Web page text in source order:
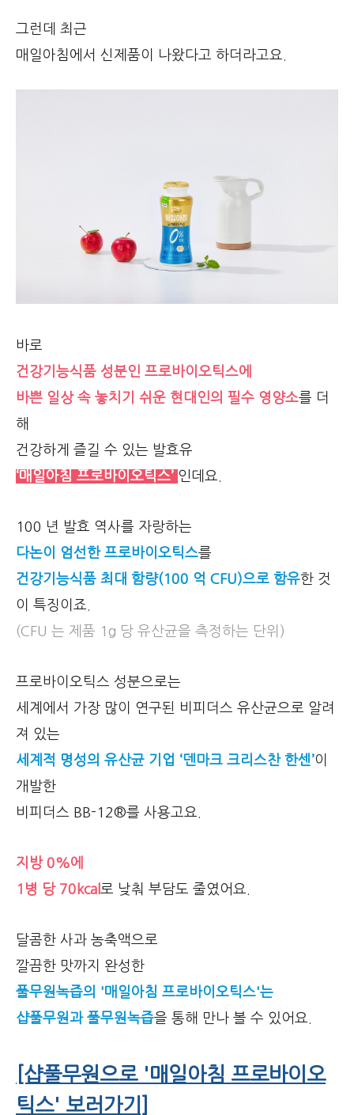
그런데 최근
매일아침에서 신제품이 나왔다고 하더라고요.
바로
건강기능식품 성분인 프로바이오틱스에
바쁜 일상 속 놓치기 쉬운 현대인의 필수 영양소를 더
해
건강하게 즐길 수 있는 발효유
‘매일아침 프로바이오틱스’ 인데요.
100 년 발효 역사를 자랑하는
다논이 엄선한 프로바이오틱스를
건강기능식품 최대 함량(100 억 CFU)으로 함유한 것
이 특징이죠.
(CFU 는 제품 1g 당 유산균을 측정하는 단위)
프로바이오틱스 성분으로는
세계에서 가장 많이 연구된 비피더스 유산균으로 알려
져 있는
세계적 명성의 유산균 기업 ‘덴마크 크리스찬 한센’이
개발한
비피더스 BB-12®를 사용고요.
지방 0%에
1병 당 70kcal 로 낮춰 부담도 줄였어요.
달콤한 사과 농축액으로
깔끔한 맛까지 완성한
풀무원녹즙의 '매일아침 프로바이오틱스'는
샵풀무원과 풀무원녹즙을 통해 만나 볼 수 있어요.
[샵풀무원으로 '매일아침 프로바이오
틱스' 보러가기]